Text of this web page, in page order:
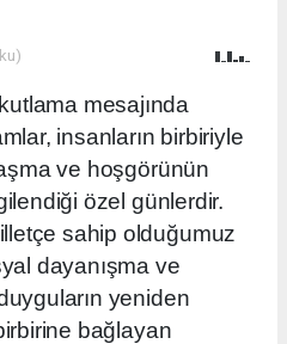
mesajında
insanların birbiriyle
ve hoşgörünün
özel günlerdir.
sahip olduğumuz
dayanışma ve
yeniden
bağlayan